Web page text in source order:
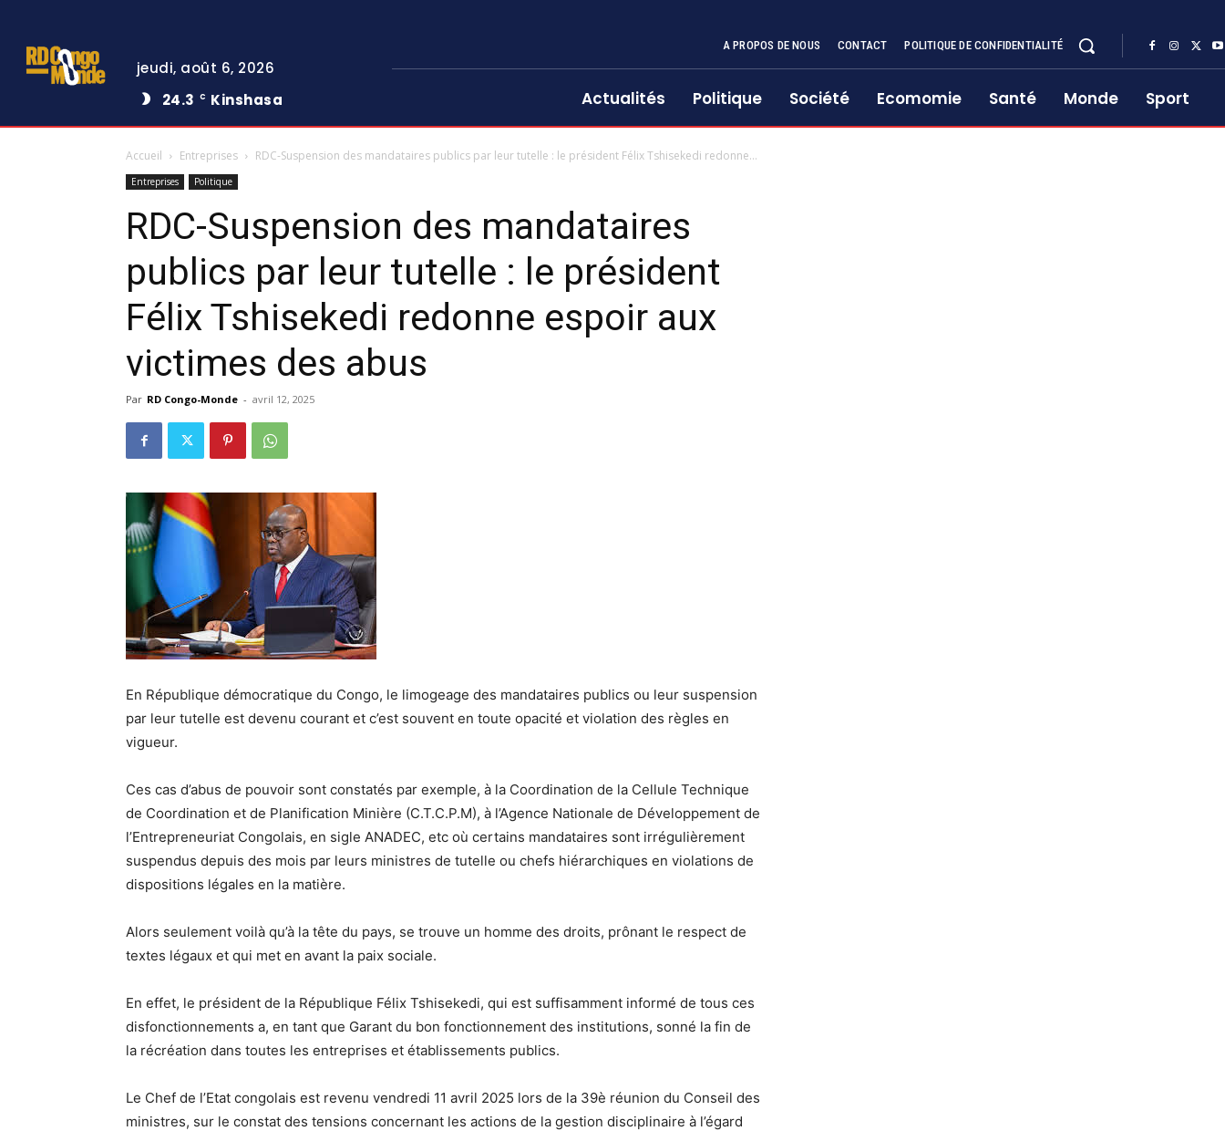
jeudi, août 6, 2026
24.3
C Kinshasa
A PROPOS DE NOUS CONTACT POLITIQUE DE CONFIDENTIALITÉ
Actualités Politique Société Ecomomie Santé Monde Sport
Accueil Entreprises RDC-Suspension des mandataires publics par leur tutelle : le président Félix Tshisekedi redonne...
Entreprises Politique
RDC-Suspension des mandataires
publics par leur tutelle : le président
Félix Tshisekedi redonne espoir aux
victimes des abus
Par RD Congo-Monde - avril 12, 2025
En République démocratique du Congo, le limogeage des mandataires publics ou leur suspension
par leur tutelle est devenu courant et c’est souvent en toute opacité et violation des règles en
vigueur.
Ces cas d’abus de pouvoir sont constatés par exemple, à la Coordination de la Cellule Technique
de Coordination et de Planification Minière (C.T.C.P.M), à l’Agence Nationale de Développement de
l’Entrepreneuriat Congolais, en sigle ANADEC, etc où certains mandataires sont irrégulièrement
suspendus depuis des mois par leurs ministres de tutelle ou chefs hiérarchiques en violations de
dispositions légales en la matière.
Alors seulement voilà qu’à la tête du pays, se trouve un homme des droits, prônant le respect de
textes légaux et qui met en avant la paix sociale.
En effet, le président de la République Félix Tshisekedi, qui est suffisamment informé de tous ces
disfonctionnements a, en tant que Garant du bon fonctionnement des institutions, sonné la fin de
la récréation dans toutes les entreprises et établissements publics.
Le Chef de l’Etat congolais est revenu vendredi 11 avril 2025 lors de la 39è réunion du Conseil des
ministres, sur le constat des tensions concernant les actions de la gestion disciplinaire à l’égard